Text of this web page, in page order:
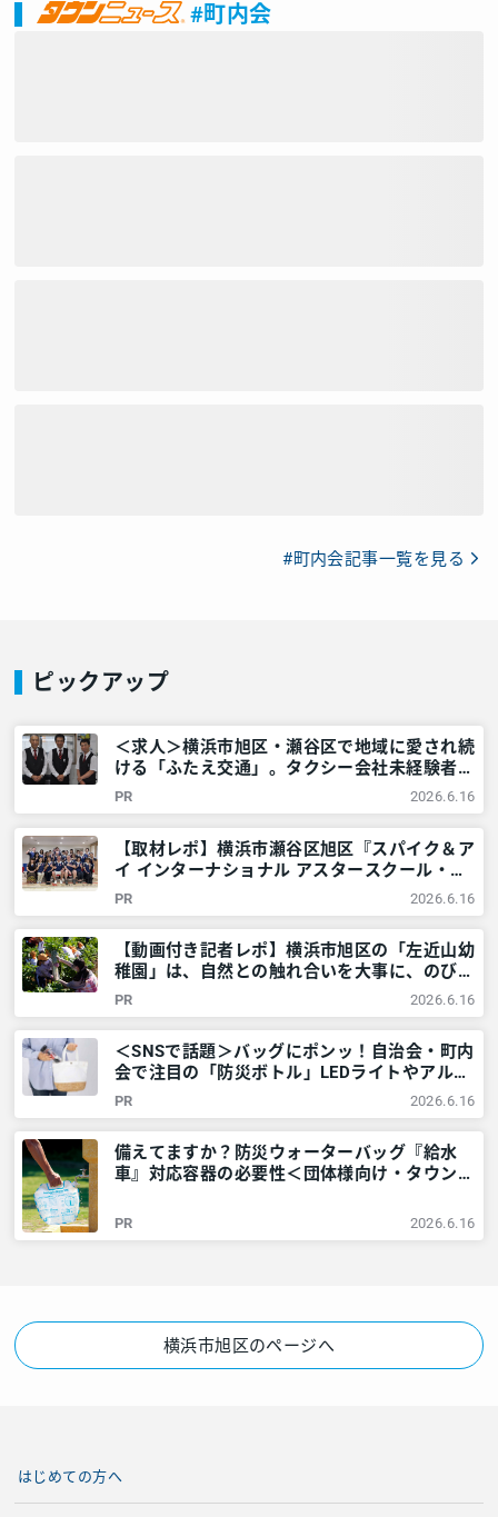
#町内会
#町内会記事一覧を見る
ピックアップ
＜求人＞横浜市旭区・瀬谷区で地域に愛され続
ける「ふたえ交通」。タクシー会社未経験者も
安心して高収入を目指せる理由とは？ – 神奈
川・東京多摩のご近所情報 – レアリア
PR 2026.6.16
【取材レポ】横浜市瀬谷区旭区『スパイク＆ア
イ インターナショナル アスタースクール・英
会話』の英語習得法が凄い。楽しくグローバル
人材を目指そう！ – 神奈川・東京多摩のご近
所情報 – レアリア
PR 2026.6.16
【動画付き記者レポ】横浜市旭区の「左近山幼
稚園」は、自然との触れ合いを大事に、のびの
びとした教育を提供！＜満3歳児募集中＞ – 神
奈川・東京多摩のご近所情報 – レアリア
PR 2026.6.16
＜SNSで話題＞バッグにポンッ！自治会・町内
会で注目の「防災ボトル」LEDライトやアルミ
シートなど6点が1本に – 神奈川・東京多摩の
ご近所情報 – レアリア
PR 2026.6.16
備えてますか？防災ウォーターバッグ『給水
車』対応容器の必要性＜団体様向け・タウンニ
多摩のご近所情報 – レアリア
PR 2026.6.16
横浜市旭区のページへ
はじめての方へ